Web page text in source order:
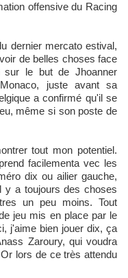
offensive du Racing
dernier mercato estival,
de belles choses face
sur le but de Jhoanner
juste avant sa
a confirmé qu'il se
même si son poste de
tout mon potentiel.
facilementa vec les
dix ou ailier gauche,
y a toujours des choses
un peu moins. Tout
jeu mis en place par le
j'aime bien jouer dix, ça
Zaroury, qui voudra
lors de ce très attendu